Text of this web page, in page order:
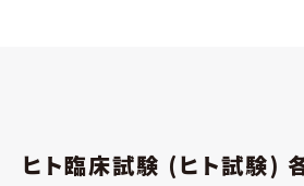
ヒト臨床試験 (ヒト試験)